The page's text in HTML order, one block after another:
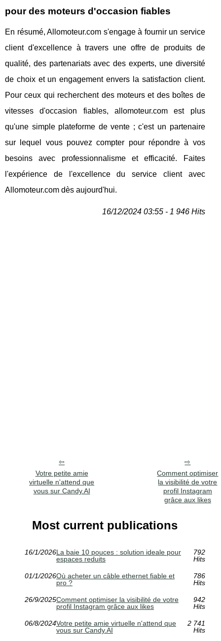
pour des moteurs d'occasion fiables
En résumé, Allomoteur.com s'engage à fournir un service
client d'excellence à travers une offre de produits de
qualité, des partenariats avec des experts, une diversité
de choix et un engagement envers la satisfaction client.
Pour ceux qui recherchent des moteurs et des boîtes de
vitesses d'occasion fiables, allomoteur.com est plus
qu'une simple plateforme de vente ; c'est un partenaire
sur lequel vous pouvez compter pour répondre à vos
besoins avec professionnalisme et efficacité. Faites
l'expérience de l'excellence du service client avec
Allomoteur.com dès aujourd'hui.
16/12/2024 03:55 - 1 946 Hits
Votre petite amie
virtuelle n'attend que
vous sur Candy.AI
Comment optimiser
la visibilité de votre
profil Instagram
grâce aux likes
Most current publications
16/1/2026La baie 10 pouces : solution ideale pour
espaces reduits
792
Hits
01/1/2026Où acheter un câble ethernet fiable et
pro ?
786
Hits
26/9/2025Comment optimiser la visibilité de votre
profil Instagram grâce aux likes
942
Hits
06/8/2024Votre petite amie virtuelle n'attend que
vous sur Candy.AI
2 741
Hits